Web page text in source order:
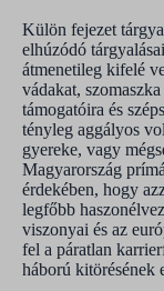
Külön fejezet
elhúzódó
átmenetileg kifelé
vádakat,
támogatóira és
tényleg aggályos
gyereke, vagy
Magyarország
érdekében, hogy
legfőbb
viszonyai és az
fel a páratlan
háború kitörésének